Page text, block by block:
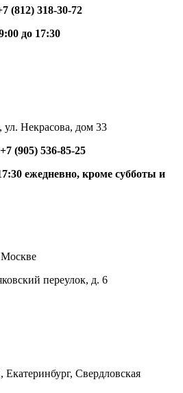
(812) 318-30-72
до 17:30
ул. Некрасова, дом 33
(905) 536-85-25
ежедневно, кроме субботы и
переулок, д. 6
Свердловская